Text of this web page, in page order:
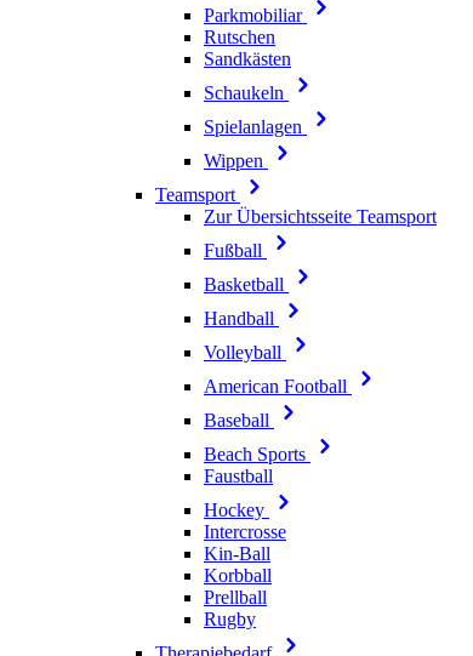
Parkmobiliar
Rutschen
Sandkästen
Schaukeln
Spielanlagen
Wippen
Teamsport
Zur Übersichtsseite Teamsport
Fußball
Basketball
Handball
Volleyball
American Football
Baseball
Beach Sports
Faustball
Hockey
Intercrosse
Kin-Ball
Korbball
Prellball
Rugby